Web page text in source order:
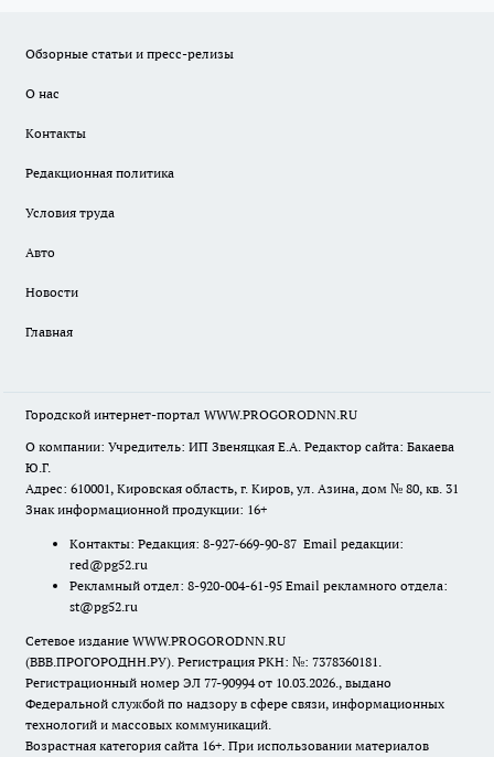
Обзорные статьи и пресс-релизы
О нас
Контакты
Редакционная политика
Условия труда
Авто
Новости
Главная
Городской интернет-портал WWW.PROGORODNN.RU
О компании: Учредитель: ИП Звеняцкая Е.А. Редактор сайта: Бакаева
Ю.Г.
Адрес: 610001, Кировская область, г. Киров, ул. Азина, дом № 80, кв. 31
Знак информационной продукции: 16+
Контакты: Редакция: 8-927-669-90-87 Email редакции:
red@pg52.ru
Рекламный отдел: 8-920-004-61-95 Email рекламного отдела:
st@pg52.ru
Сетевое издание WWW.PROGORODNN.RU
(ВВВ.ПРОГОРОДНН.РУ). Регистрация РКН: №: 7378360181.
Регистрационный номер ЭЛ 77-90994 от 10.03.2026., выдано
Федеральной службой по надзору в сфере связи, информационных
технологий и массовых коммуникаций.
Возрастная категория сайта 16+. При использовании материалов